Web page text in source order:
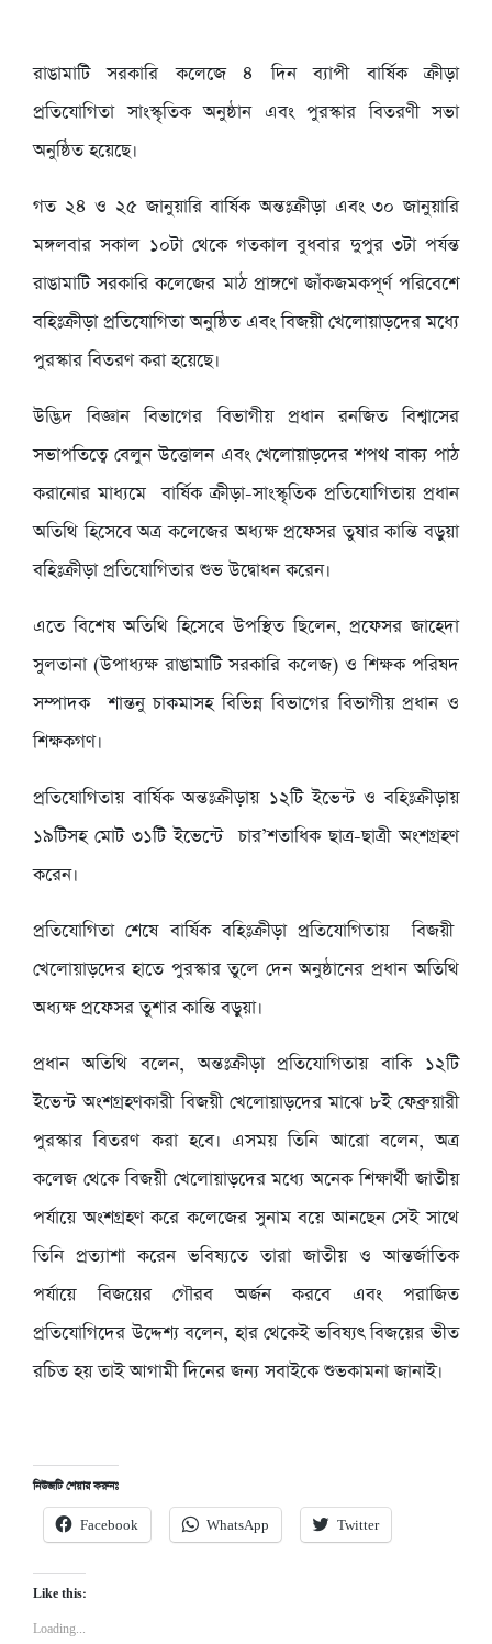
রাঙামাটি সরকারি কলেজে ৪ দিন ব্যাপী বার্ষিক ক্রীড়া
প্রতিযোগিতা সাংস্কৃতিক অনুষ্ঠান এবং পুরস্কার বিতরণী সভা
অনুষ্ঠিত হয়েছে।
গত ২৪ ও ২৫ জানুয়ারি বার্ষিক অন্তঃক্রীড়া এবং ৩০ জানুয়ারি
মঙ্গলবার সকাল ১০টা থেকে গতকাল বুধবার দুপুর ৩টা পর্যন্ত
রাঙামাটি সরকারি কলেজের মাঠ প্রাঙ্গণে জাঁকজমকপূর্ণ পরিবেশে
বহিঃক্রীড়া প্রতিযোগিতা অনুষ্ঠিত এবং বিজয়ী খেলোয়াড়দের মধ্যে
পুরস্কার বিতরণ করা হয়েছে।
উদ্ভিদ বিজ্ঞান বিভাগের বিভাগীয় প্রধান রনজিত বিশ্বাসের
সভাপতিত্বে বেলুন উত্তোলন এবং খেলোয়াড়দের শপথ বাক্য পাঠ
করানোর মাধ্যমে বার্ষিক ক্রীড়া-সাংস্কৃতিক প্রতিযোগিতায় প্রধান
অতিথি হিসেবে অত্র কলেজের অধ্যক্ষ প্রফেসর তুষার কান্তি বড়ুয়া
বহিঃক্রীড়া প্রতিযোগিতার শুভ উদ্বোধন করেন।
এতে বিশেষ অতিথি হিসেবে উপস্থিত ছিলেন, প্রফেসর জাহেদা
সুলতানা (উপাধ্যক্ষ রাঙামাটি সরকারি কলেজ) ও শিক্ষক পরিষদ
সম্পাদক শান্তনু চাকমাসহ বিভিন্ন বিভাগের বিভাগীয় প্রধান ও
শিক্ষকগণ।
প্রতিযোগিতায় বার্ষিক অন্তঃক্রীড়ায় ১২টি ইভেন্ট ও বহিঃক্রীড়ায়
১৯টিসহ মোট ৩১টি ইভেন্টে চার’শতাধিক ছাত্র-ছাত্রী অংশগ্রহণ
করেন।
প্রতিযোগিতা শেষে বার্ষিক বহিঃক্রীড়া প্রতিযোগিতায় বিজয়ী
খেলোয়াড়দের হাতে পুরস্কার তুলে দেন অনুষ্ঠানের প্রধান অতিথি
অধ্যক্ষ প্রফেসর তুশার কান্তি বড়ুয়া।
প্রধান অতিথি বলেন, অন্তঃক্রীড়া প্রতিযোগিতায় বাকি ১২টি
ইভেন্ট অংশগ্রহণকারী বিজয়ী খেলোয়াড়দের মাঝে ৮ই ফেব্রুয়ারী
পুরস্কার বিতরণ করা হবে। এসময় তিনি আরো বলেন, অত্র
কলেজ থেকে বিজয়ী খেলোয়াড়দের মধ্যে অনেক শিক্ষার্থী জাতীয়
পর্যায়ে অংশগ্রহণ করে কলেজের সুনাম বয়ে আনছেন সেই সাথে
তিনি প্রত্যাশা করেন ভবিষ্যতে তারা জাতীয় ও আন্তর্জাতিক
পর্যায়ে বিজয়ের গৌরব অর্জন করবে এবং পরাজিত
প্রতিযোগিদের উদ্দেশ্য বলেন, হার থেকেই ভবিষ্যৎ বিজয়ের ভীত
রচিত হয় তাই আগামী দিনের জন্য সবাইকে শুভকামনা জানাই।
নিউজটি শেয়ার করুনঃ
Facebook WhatsApp Twitter
Like this:
Loading...